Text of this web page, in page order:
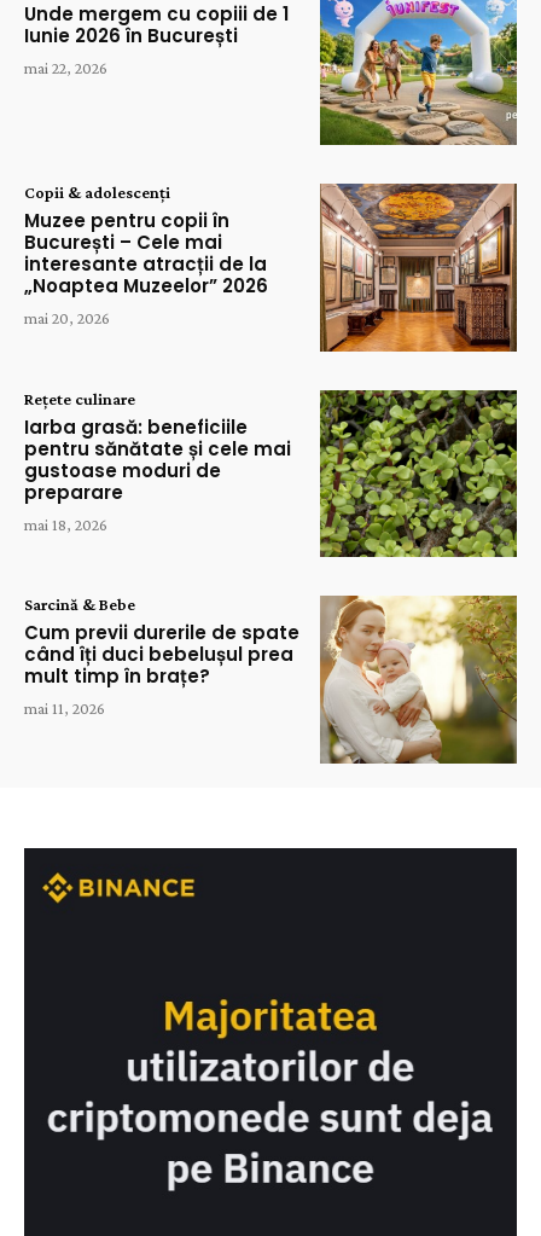
Unde mergem cu copiii de 1
Iunie 2026 în București
mai 22, 2026
Copii & adolescenți
Muzee pentru copii în
București – Cele mai
interesante atracții de la
„Noaptea Muzeelor” 2026
mai 20, 2026
Rețete culinare
Iarba grasă: beneficiile
pentru sănătate și cele mai
gustoase moduri de
preparare
mai 18, 2026
Sarcină & Bebe
Cum previi durerile de spate
când îți duci bebelușul prea
mult timp în brațe?
mai 11, 2026